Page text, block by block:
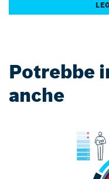
Potrebbe
anche